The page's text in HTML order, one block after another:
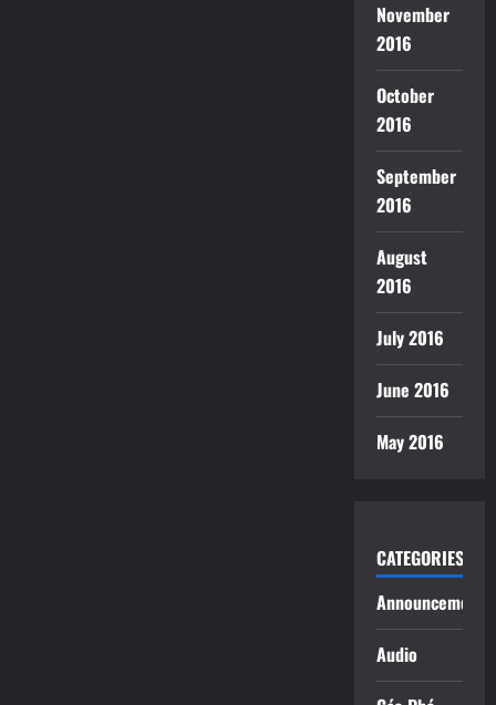
November
2016
October
2016
September
2016
August
2016
July 2016
June 2016
May 2016
CATEGORIES
Announcements
Audio